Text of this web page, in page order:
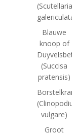
(Scutellaria
galericulata)
Blauwe
knoop of
Duyvelsbete
(Succisa
pratensis)
vulgare)
Groot